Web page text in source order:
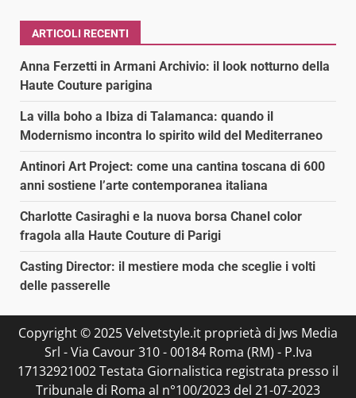
ARTICOLI RECENTI
Anna Ferzetti in Armani Archivio: il look notturno della
Haute Couture parigina
La villa boho a Ibiza di Talamanca: quando il
Modernismo incontra lo spirito wild del Mediterraneo
Antinori Art Project: come una cantina toscana di 600
anni sostiene l’arte contemporanea italiana
Charlotte Casiraghi e la nuova borsa Chanel color
fragola alla Haute Couture di Parigi
Casting Director: il mestiere moda che sceglie i volti
delle passerelle
Copyright © 2025 Velvetstyle.it proprietà di Jws Media
Srl - Via Cavour 310 - 00184 Roma (RM) - P.Iva
17132921002 Testata Giornalistica registrata presso il
Tribunale di Roma al n°100/2023 del 21-07-2023